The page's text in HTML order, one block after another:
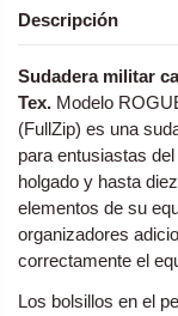
Descripción
Sudadera militar
Tex. Modelo
(FullZip) es una
para entusiastas
holgado y hasta
elementos de su
organizadores
correctamente el
Los bolsillos en el